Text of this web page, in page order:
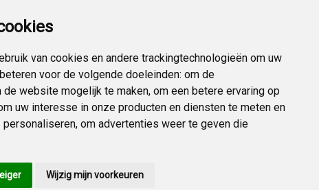
van cookies en andere trackingtechnologieën om uw
voor de volgende doeleinden: om de
website mogelijk te maken, om een betere ervaring op
uw interesse in onze producten en diensten te meten en
, om advertenties weer te geven die
Wijzig mijn voorkeuren